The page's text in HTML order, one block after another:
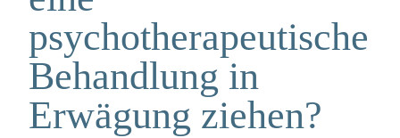
psycho­therapeutische
Behandlung in
Erwägung ziehen?